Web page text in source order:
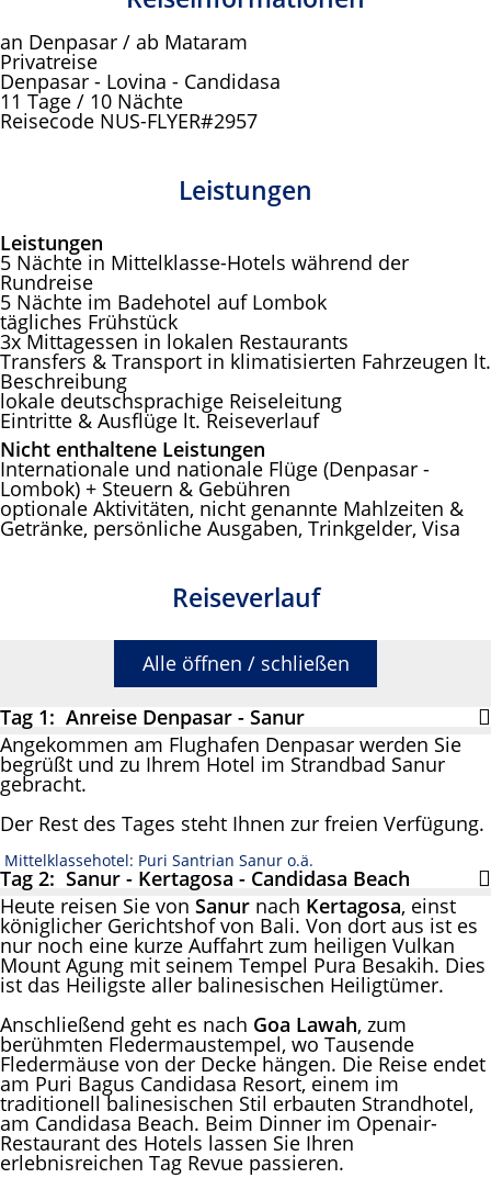
an Denpasar / ab Mataram
Privatreise
Denpasar - Lovina - Candidasa
11 Tage / 10 Nächte
Reisecode NUS-FLYER#2957
Leistungen
Leistungen
5 Nächte in Mittelklasse-Hotels während der
Rundreise
5 Nächte im Badehotel auf Lombok
tägliches Frühstück
3x Mittagessen in lokalen Restaurants
Transfers & Transport in klimatisierten Fahrzeugen lt.
Beschreibung
lokale deutschsprachige Reiseleitung
Eintritte & Ausflüge lt. Reiseverlauf
Nicht enthaltene Leistungen
Internationale und nationale Flüge (Denpasar -
Lombok) + Steuern & Gebühren
optionale Aktivitäten, nicht genannte Mahlzeiten &
Getränke, persönliche Ausgaben, Trinkgelder, Visa
Reiseverlauf
Alle öffnen / schließen
Tag 1: Anreise Denpasar - Sanur
Angekommen am Flughafen Denpasar werden Sie
begrüßt und zu Ihrem Hotel im Strandbad Sanur
gebracht.
Der Rest des Tages steht Ihnen zur freien Verfügung.
Mittelklassehotel: Puri Santrian Sanur o.ä.
Tag 2: Sanur - Kertagosa - Candidasa Beach
Heute reisen Sie von Sanur nach Kertagosa, einst
königlicher Gerichtshof von Bali. Von dort aus ist es
nur noch eine kurze Auffahrt zum heiligen Vulkan
Mount Agung mit seinem Tempel Pura Besakih. Dies
ist das Heiligste aller balinesischen Heiligtümer.
Anschließend geht es nach Goa Lawah, zum
berühmten Fledermaustempel, wo Tausende
Fledermäuse von der Decke hängen. Die Reise endet
am Puri Bagus Candidasa Resort, einem im
traditionell balinesischen Stil erbauten Strandhotel,
am Candidasa Beach. Beim Dinner im Openair-
Restaurant des Hotels lassen Sie Ihren
erlebnisreichen Tag Revue passieren.